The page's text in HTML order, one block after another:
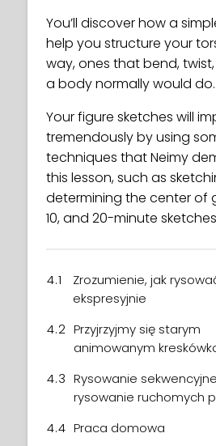
You’ll discover how a
help you structure your
way, ones that bend,
a body normally would do.
Your figure sketches will
tremendously by using
techniques that Neimy
this lesson, such as
determining the center of
10, and 20-minute
4.1
Zrozumienie, jak
ekspresyjnie
4.2 Przyjrzyjmy się starym
animowanym
4.3 Rysowanie
rysowanie ruchomych
4.4 Praca domowa